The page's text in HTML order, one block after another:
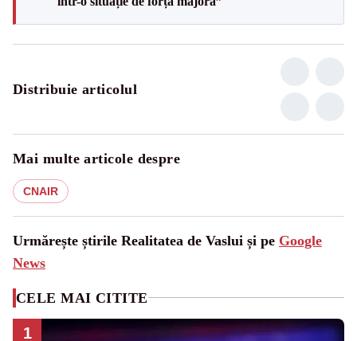
Distribuie articolul
Mai multe articole despre
CNAIR
Urmărește știrile Realitatea de Vaslui și pe Google
News
CELE MAI CITITE
1